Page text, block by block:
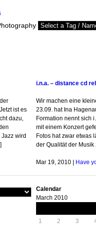
ist es
dazu,
wird
i.n.a. – distance cd
Wir machen eine
23.09. hat Ina
Formation nennt sich
mit einem Konzert
Fotos hat zwar etwas
der Qualität der Musik
Mar 19, 2010 | Have
Calendar
March 2010
1 2 3